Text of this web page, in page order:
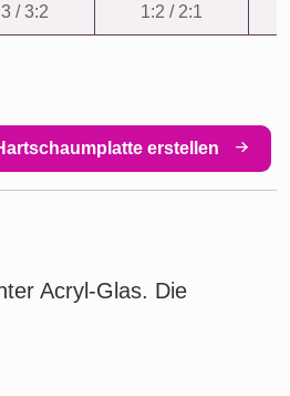
/ 3:2 1:2 / 2:1
erstellen
Acryl-Glas. Die